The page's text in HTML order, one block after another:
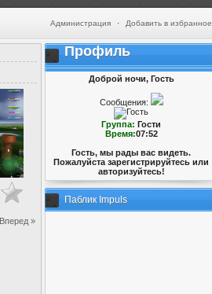
Администрация · Добавить в избранное
Вперед »
Профиль
Доброй ночи, Гость
Сообщения:
Группа: Гости
Время:07:52
Гость, мы рады вас видеть.
Пожалуйста зарегистрируйтесь или
авторизуйтесь!
Паблик Impuls